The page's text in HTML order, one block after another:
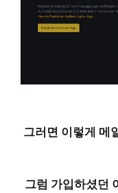
그러면 이렇게 메
그럼 가입하셨던